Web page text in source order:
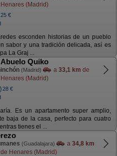
(Madrid)
25 €
esconden historias de un pueblo
sabor y una tradición delicada, así es
La Graj ...
Quiko
(Madrid) a 33,1 km de
(Madrid)
28 €
Es un apartamento super amplio,
baja de la casa, perfecto para cuatro
tienes el ...
(Guadalajara) a 34,8 km
Henares (Madrid)